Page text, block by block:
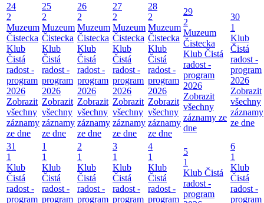
24
2
Muzeum
Čistecka
Klub
Čistá
radost -
program
2026
Zobrazit
všechny
záznamy
ze dne
25
2
Muzeum
Čistecka
Klub
Čistá
radost -
program
2026
Zobrazit
všechny
záznamy
ze dne
26
2
Muzeum
Čistecka
Klub
Čistá
radost -
program
2026
Zobrazit
všechny
záznamy
ze dne
27
2
Muzeum
Čistecka
Klub
Čistá
radost -
program
2026
Zobrazit
všechny
záznamy
ze dne
28
2
Muzeum
Čistecka
Klub
Čistá
radost -
program
2026
Zobrazit
všechny
záznamy
ze dne
29
2
Muzeum
Čistecka
Klub Čistá
radost -
program
2026
Zobrazit
všechny
záznamy ze
dne
30
1
Klub
Čistá
radost -
program
2026
Zobrazit
všechny
záznamy
ze dne
31
1
Klub
Čistá
radost -
program
1
1
Klub
Čistá
radost -
program
2
1
Klub
Čistá
radost -
program
3
1
Klub
Čistá
radost -
program
4
1
Klub
Čistá
radost -
program
5
1
Klub Čistá
radost -
program
6
1
Klub
Čistá
radost -
program